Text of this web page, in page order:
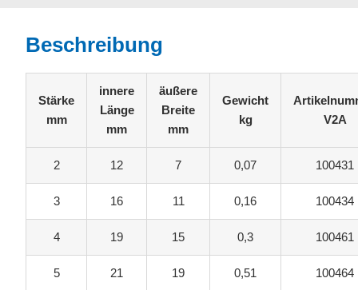
Beschreibung
Stärke
mm
innere
Länge
mm
äußere
Breite
mm
Gewicht
kg
V2A
2 12 7 0,07 100431
3 16 11 0,16 100434
4 19 15 0,3 100461
5 21 19 0,51 100464